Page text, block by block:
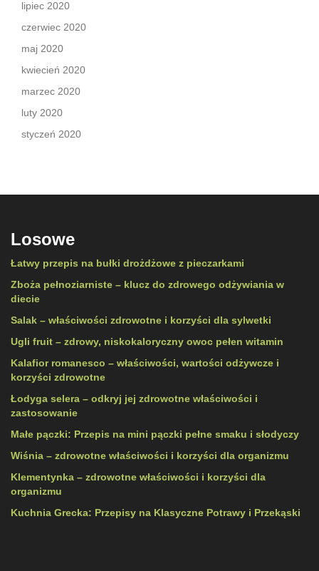
lipiec 2020
czerwiec 2020
maj 2020
kwiecień 2020
marzec 2020
luty 2020
styczeń 2020
Losowe
Łatwy przepis na bułki drożdżowe z pieczarkami
Zboża pełnoziarniste – klucz do zdrowego odżywiania w
diecie
Salak – właściwości zdrowotne i korzyści dla sylwetki
Ugli fruit – zdrowy, niskokaloryczny owoc pełen witamin
Kalafior romanesco – właściwości, wartości odżywcze i
korzyści zdrowotne
Łodyga selera – odkryj jej zdrowotne właściwości i
zastosowanie
Małe pączki: Przepis na mini pączki pełne smaku i słodyczy
Wiśnia – zdrowotne właściwości i korzyści dla organizmu
Klementynka – zdrowotne właściwości i korzyści dla
organizmu
Kuchnia Grecka: Przepisy na Klasyczne Potrawy i Przekąski